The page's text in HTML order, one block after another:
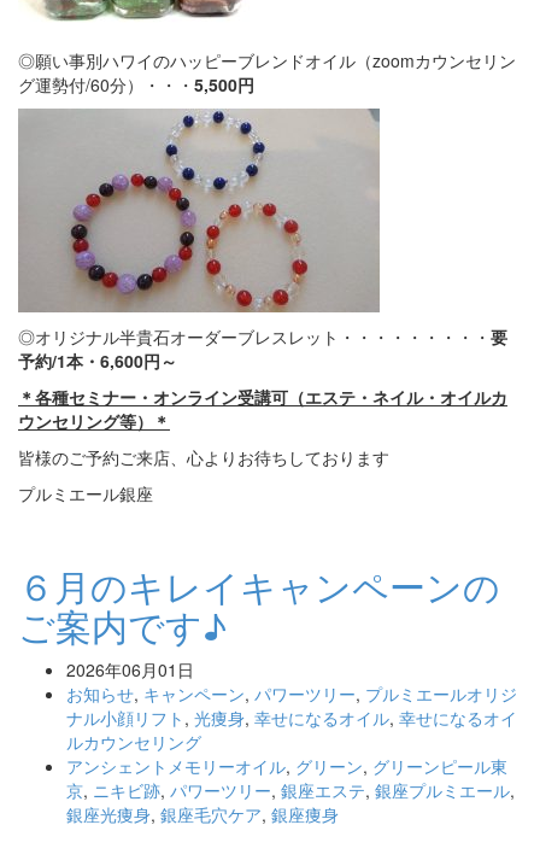
◎願い事別ハワイのハッピーブレンドオイル（zoomカウンセリン
グ運勢付/60分）・・・ 5,500円
◎オリジナル半貴石オーダーブレスレット・・・・・・・・・ 要
予約/1本・6,600円～
＊各種セミナー・オンライン受講可（エステ・ネイル・オイルカ
ウンセリング等）＊
皆様のご予約ご来店、心よりお待ちしております
プルミエール銀座
６月のキレイキャンペーンの
ご案内です♪
2026年06月01日
お知らせ, キャンペーン, パワーツリー, プルミエールオリジ
ナル小顔リフト , 光痩身, 幸せになるオイル, 幸せになるオイ
ルカウンセリング
アンシェントメモリーオイル, グリーン, グリーンピール東
京, ニキビ跡, パワーツリー, 銀座エステ, 銀座プルミエール,
銀座光痩身, 銀座毛穴ケア, 銀座痩身